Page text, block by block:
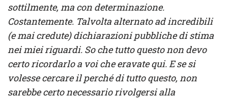
sottilmente, ma con determinazione.
Costantemente. Talvolta alternato ad incredibili
(e mai credute) dichiarazioni pubbliche di stima
nei miei riguardi. So che tutto questo non devo
certo ricordarlo a voi che eravate qui. E se si
volesse cercare il perché di tutto questo, non
sarebbe certo necessario rivolgersi alla